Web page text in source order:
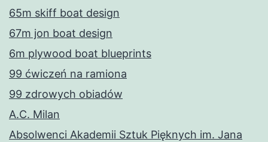
65m skiff boat design
67m jon boat design
6m plywood boat blueprints
99 ćwiczeń na ramiona
99 zdrowych obiadów
A.C. Milan
Absolwenci Akademii Sztuk Pięknych im. Jana